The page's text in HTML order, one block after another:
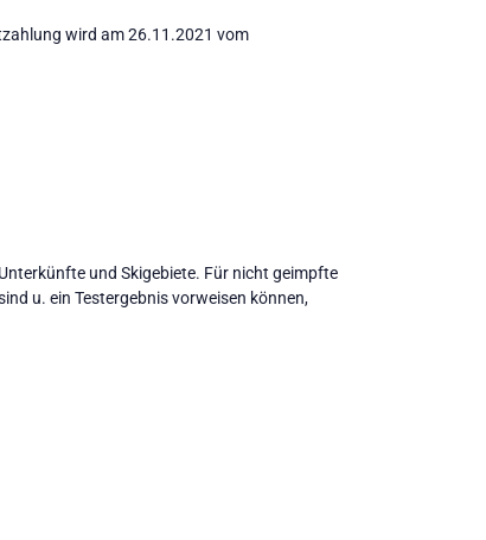
wird am 26.11.2021 vom
und Skigebiete. Für nicht geimpfte
u. ein Testergebnis vorweisen können,